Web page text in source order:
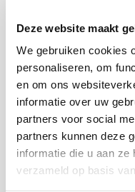
Deze website maakt
We gebruiken cookies
personaliseren, om
en om ons
informatie over uw
partners voor social
partners kunnen deze
informatie die u aan
verzameld op basis
werkhervatting met
UWV of de
waarvan
Deel 3 behandelt wat
doen in geval van een
dit deel van de Re-
bezwaar kunnen
als zij het ergens niet